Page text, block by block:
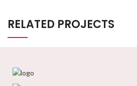
RELATED PROJECTS